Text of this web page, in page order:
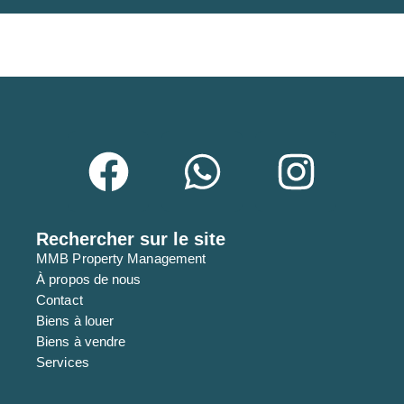
Rechercher sur le site
MMB Property Management
À propos de nous
Contact
Biens à louer
Biens à vendre
Services